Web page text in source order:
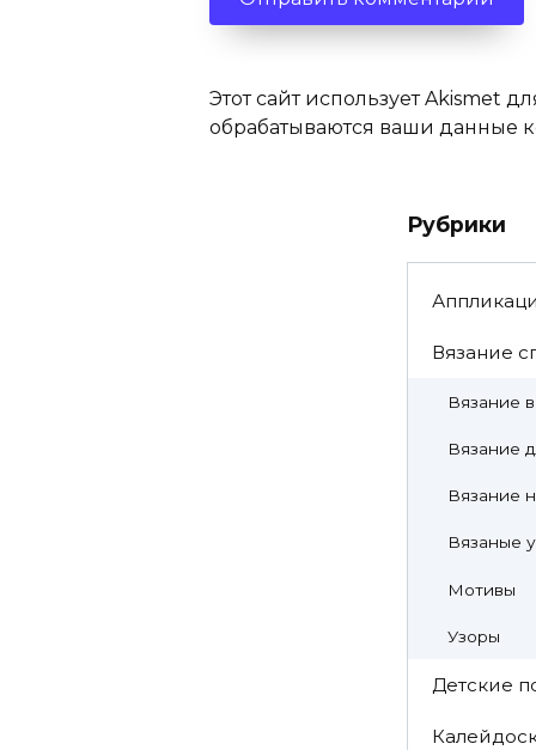
Этот сайт использует Akismet
обрабатываются ваши данные
Рубрики
Вязание
Вязание
Вязание
Вязание
Вязаные
Мотивы
Узоры
Детские